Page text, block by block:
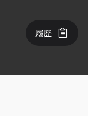
履歷